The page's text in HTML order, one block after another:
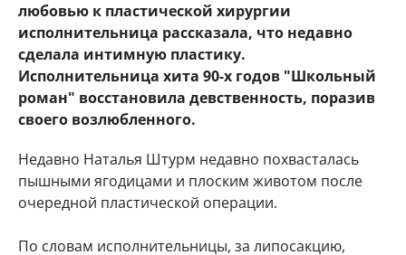
любовью к пластической хирургии
исполнительница рассказала, что недавно
сделала интимную пластику.
Исполнительница хита 90-х годов "Школьный
роман" восстановила девственность, поразив
своего возлюбленного.
Недавно Наталья Штурм недавно похвасталась
пышными ягодицами и плоским животом после
очередной пластической операции.
По словам исполнительницы, за липосакцию,